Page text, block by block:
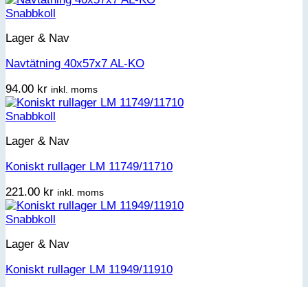
Snabbkoll
Lager & Nav
Navtätning 40x57x7 AL-KO
94.00 kr inkl. moms
Snabbkoll
Lager & Nav
Koniskt rullager LM 11749/11710
221.00 kr inkl. moms
Snabbkoll
Lager & Nav
Koniskt rullager LM 11949/11910